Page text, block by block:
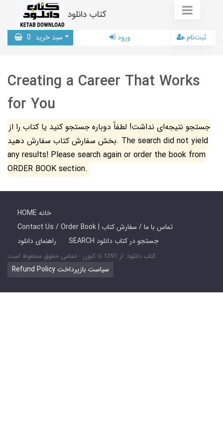
کتاب دانلود
سبد خرید 0 ورود ثبت‌نام
Creating a Career That Works
for You
جستجو نتیجه‌ای نداشت! لطفاً دوباره جستجو کنید یا کتاب را از
بخش سفارش کتاب سفارش دهید. The search did not yield
any results! Please search again or order the book from
ORDER BOOK section.
HOME خانه
Contact Us / Order Book | تماس با ما / سفارش کتاب
راهنمای دانلود
SEARCH جستجو در کتاب دانلود
کتاب دانلود: از 1391 تا کنون - تمامی حقوق محفوظ است
Refund Policy سیاست بازپرداخت